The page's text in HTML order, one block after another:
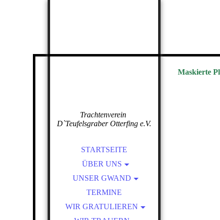
Trachtenverein
D`Teufelsgraber Otterfing e.V.
STARTSEITE
ÜBER UNS
VORSTANDSCHAFT
UNSERE FAHNE
CHRONIK
UNSER GWAND
DAS RICHTIGE GWAND,
ANLASS
TERMINE
WIR GRATULIEREN
Maskierte